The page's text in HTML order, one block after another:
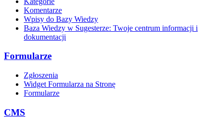
Komentarze
Wpisy do Bazy Wiedzy
Baza Wiedzy w Sugesterze: Twoje centrum informacji i
dokumentacji
Formularze
Zgłoszenia
Widget Formularza na Stronę
Formularze
CMS